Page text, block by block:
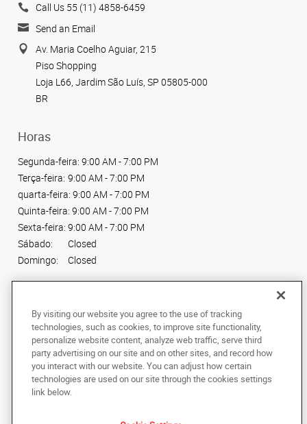
Call Us 55 (11) 4858-6459
Send an Email
Av. Maria Coelho Aguiar, 215
Piso Shopping
Loja L66, Jardim São Luís, SP 05805-000
BR
Horas
Segunda-feira: 9:00 AM - 7:00 PM
Terça-feira: 9:00 AM - 7:00 PM
quarta-feira: 9:00 AM - 7:00 PM
Quinta-feira: 9:00 AM - 7:00 PM
Sexta-feira: 9:00 AM - 7:00 PM
Sábado:
Closed
Domingo:
Closed
Copyright © 2024 AlphaGraphics Printshops do Brasil. Todos os direitos
reservados.
Av. Maria Coelho Aguiar, 215, Piso Shopping
By visiting our website you agree to the use of tracking
technologies, such as cookies, to improve site functionality,
personalize website content, analyze web traffic, serve third
party advertising on our site and on other sites, and record how
you interact with our website. You can adjust how certain
technologies are used on our site through the cookies settings
link below.